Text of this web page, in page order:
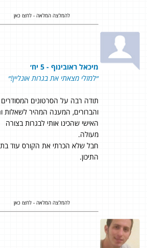
להמלצה המלאה - לחצו כאן
מיכאל ראובינוף - 5 יח׳
״למזלי מצאתי את בגרות אונליין!״
תודה רבה על הסרטונים המסודרים
והברורים, המענה המהיר לשאלות
האישי שהכינו אותי לבגרות בצורה
מעולה.
חבל שלא הכרתי את הקורס עוד
התיכון.
להמלצה המלאה - לחצו כאן